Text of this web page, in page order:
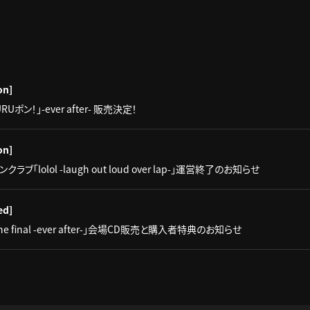
ポン！」-ever after- 販売決定！
ンクラブ「lolol -laugh out loud over lap-」運営終了のお知らせ
final -ever after-」会場CD販売と購入者特典のお知らせ